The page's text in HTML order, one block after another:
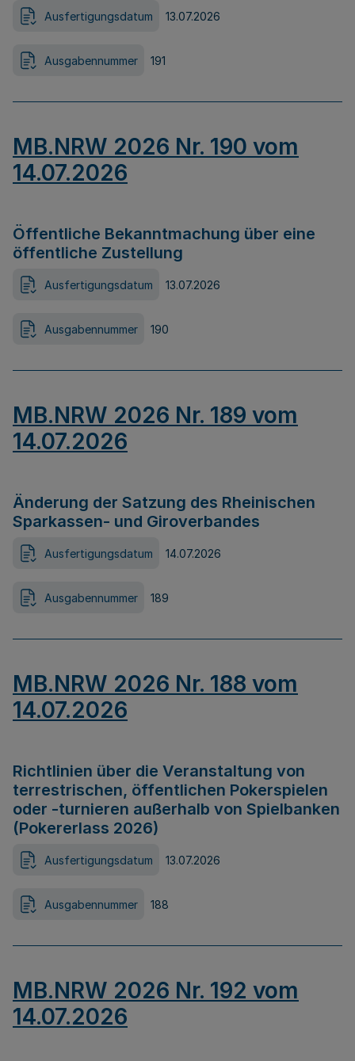
Ausfertigungsdatum 13.07.2026
Ausgabennummer 191
MB.NRW 2026 Nr. 190 vom
14.07.2026
Öffentliche Bekanntmachung über eine
öffentliche Zustellung
Ausfertigungsdatum 13.07.2026
Ausgabennummer 190
MB.NRW 2026 Nr. 189 vom
14.07.2026
Änderung der Satzung des Rheinischen
Sparkassen- und Giroverbandes
Ausfertigungsdatum 14.07.2026
Ausgabennummer 189
MB.NRW 2026 Nr. 188 vom
14.07.2026
Richtlinien über die Veranstaltung von
terrestrischen, öffentlichen Pokerspielen
oder -turnieren außerhalb von Spielbanken
(Pokererlass 2026)
Ausfertigungsdatum 13.07.2026
Ausgabennummer 188
MB.NRW 2026 Nr. 192 vom
14.07.2026